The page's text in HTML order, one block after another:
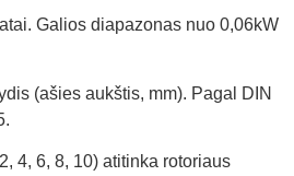
Galios diapazonas nuo 0,06kW
(ašies aukštis, mm). Pagal DIN
4, 6, 8, 10) atitinka rotoriaus